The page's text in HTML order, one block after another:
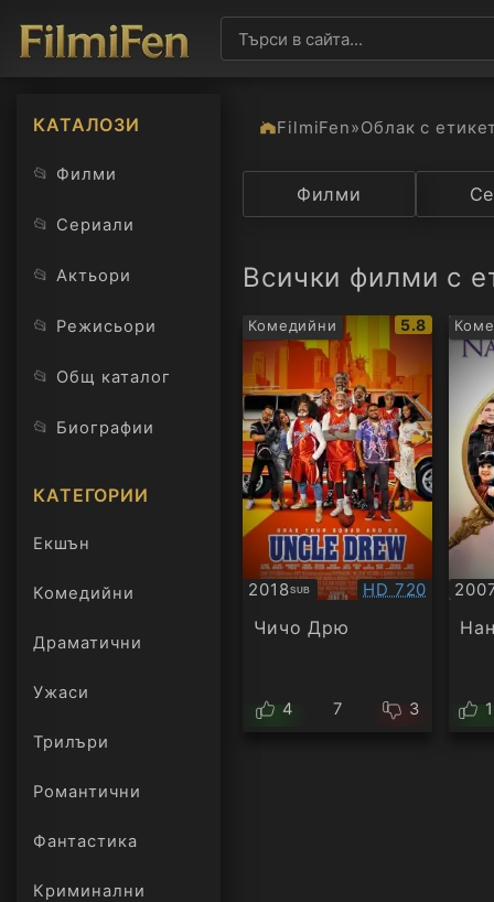
КАТАЛОЗИ
📂 Филми
📂 Сериали
📂 Актьори
📂 Режисьори
📂 Общ каталог
📂 Биографии
КАТЕГОРИИ
Екшън
Комедийни
Драматични
Ужаси
Трилъри
онлайн
Романтични
Фантастика
Криминални
FilmiFen»Облак с
Категория
Филми
Всички филми с
Комедийни
IMDb
рейтинг:
5.8
2018SUB
Субтитри Качество:
HD 720
Чичо Дрю
4 7 3
БГ